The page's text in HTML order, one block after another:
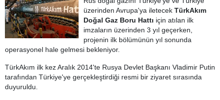
üzerinden Avrupa'ya iletecek TürkAkım
Doğal Gaz Boru Hattı için atılan ilk
imzaların üzerinden 3 yıl geçerken,
projenin ilk bölümünün yıl sonunda
operasyonel hale gelmesi bekleniyor.
TürkAkım ilk kez Aralık 2014'te Rusya Devlet Başkanı Vladimir Putin
tarafından Türkiye'ye gerçekleştirdiği resmi bir ziyaret sırasında
duyuruldu.